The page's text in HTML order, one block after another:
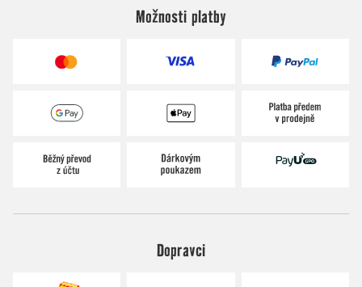
Možnosti platby
Dopravci